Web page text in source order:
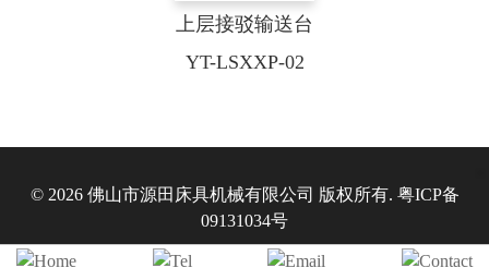
上层接驳输送台
YT-LSXXP-02
© 2026 佛山市源田床具机械有限公司 版权所有. 粤ICP备
09131034号